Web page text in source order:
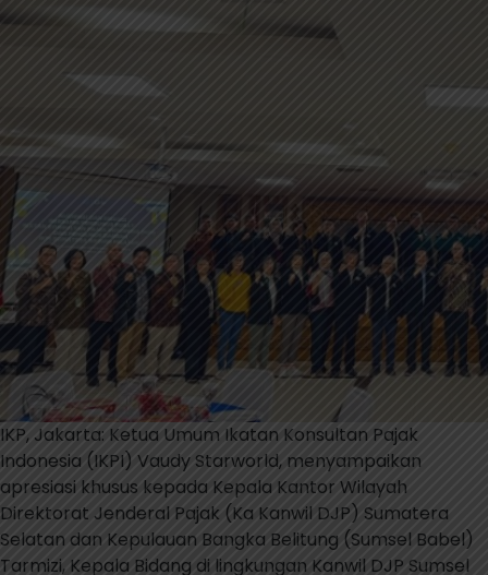
IKP, Jakarta: Ketua Umum Ikatan Konsultan Pajak
Indonesia (IKPI) Vaudy Starworld, menyampaikan
apresiasi khusus kepada Kepala Kantor Wilayah
Direktorat Jenderal Pajak (Ka Kanwil DJP) Sumatera
Selatan dan Kepulauan Bangka Belitung (Sumsel Babel)
Tarmizi, Kepala Bidang di lingkungan Kanwil DJP Sumsel